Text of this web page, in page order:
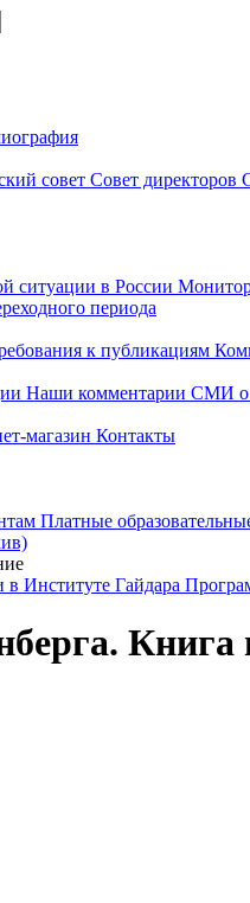
совет Совет директоров
ситуации в России
периода
к публикациям
Наши комментарии СМИ о
магазин Контакты
Платные
Институте Гайдара